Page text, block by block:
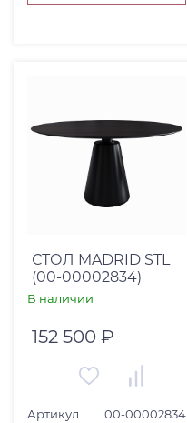
СТОЛ MADRID STL
(00-00002834)
В наличии
152 500 ₽
Артикул 00-00002834